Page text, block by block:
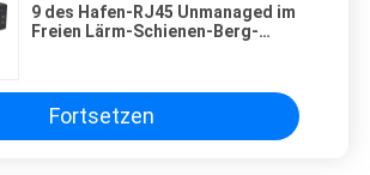
9 des Hafen-RJ45 Unmanaged im
Freien Lärm-Schienen-Berg-
Fortsetzen